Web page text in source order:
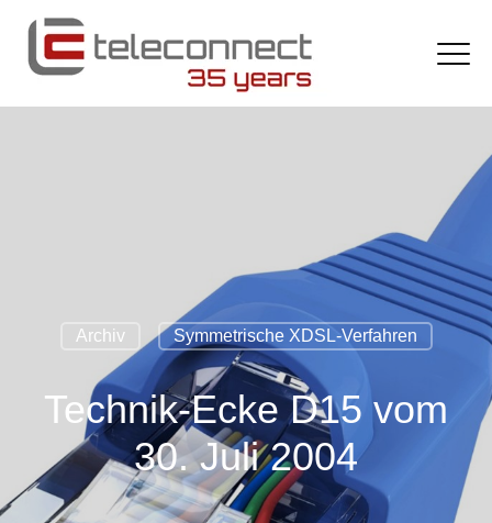
Archiv Symmetrische XDSL-Verfahren
Technik-Ecke D15 vom
30. Juli 2004